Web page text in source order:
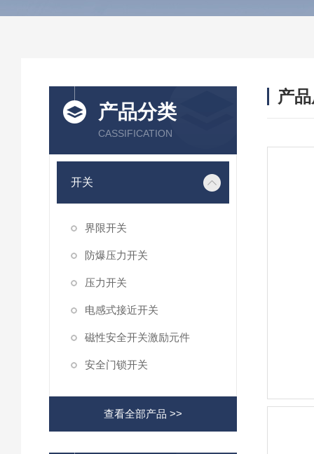
产品分类
CASSIFICATION
开关
界限开关
防爆压力开关
压力开关
电感式接近开关
磁性安全开关激励元件
安全门锁开关
查看全部产品 >>
产